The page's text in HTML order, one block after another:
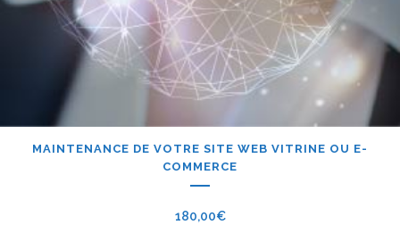
MAINTENANCE DE VOTRE SITE WEB VITRINE OU E-
COMMERCE
180,00€